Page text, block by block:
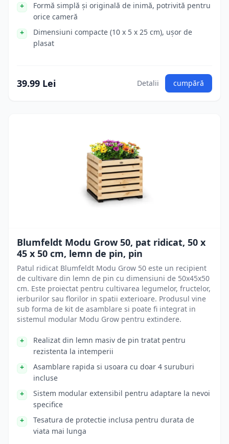
Formă simplă și originală de inimă, potrivită pentru
orice cameră
Dimensiuni compacte (10 x 5 x 25 cm), ușor de
plasat
39.99 Lei Detalii cumpără
Blumfeldt Modu Grow 50, pat ridicat, 50 x
45 x 50 cm, lemn de pin, pin
Patul ridicat Blumfeldt Modu Grow 50 este un recipient
de cultivare din lemn de pin cu dimensiuni de 50x45x50
cm. Este proiectat pentru cultivarea legumelor, fructelor,
ierburilor sau florilor in spatii exterioare. Produsul vine
sub forma de kit de asamblare si poate fi integrat in
sistemul modular Modu Grow pentru extindere.
Realizat din lemn masiv de pin tratat pentru
rezistenta la intemperii
Asamblare rapida si usoara cu doar 4 suruburi
incluse
Sistem modular extensibil pentru adaptare la nevoi
specifice
Tesatura de protectie inclusa pentru durata de
viata mai lunga